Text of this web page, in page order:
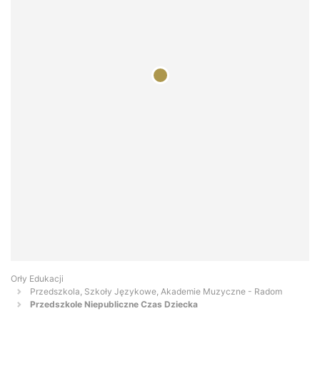
Orły Edukacji
Przedszkola, Szkoły Językowe, Akademie Muzyczne - Radom
Przedszkole Niepubliczne Czas Dziecka